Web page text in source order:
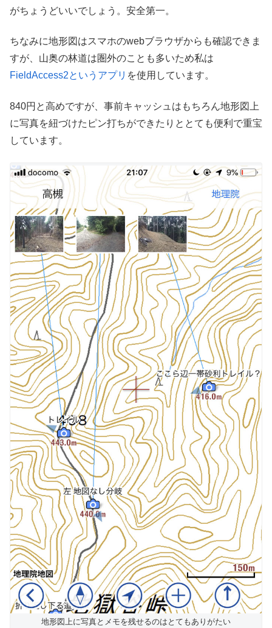
がちょうどいいでしょう。安全第一。
ちなみに地形図はスマホのwebブラウザからも確認できま
すが、山奥の林道は圏外のことも多いため私は
FieldAccess2というアプリ を使用しています。
840円と高めですが、事前キャッシュはもちろん地形図上
に写真を紐づけたピン打ちができたりととても便利で重宝
しています。
地形図上に写真とメモを残せるのはとてもありがたい